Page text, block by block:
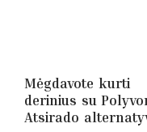
Mėgdavote kurti
derinius su
Atsirado